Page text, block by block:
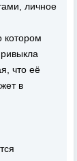
личное
котором
что её
в